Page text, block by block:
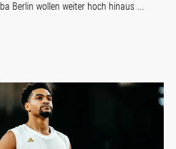
Berlin wollen weiter hoch hinaus ...